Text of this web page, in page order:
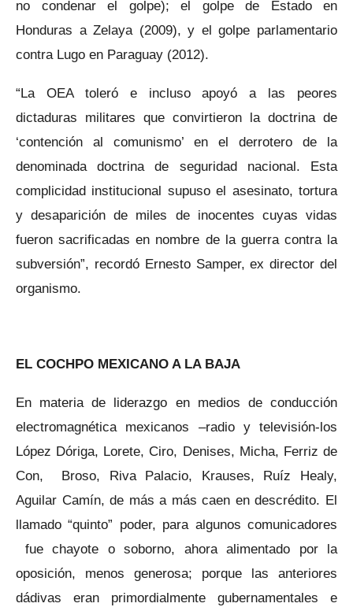
no condenar el golpe); el golpe de Estado en
Honduras a Zelaya (2009), y el golpe parlamentario
contra Lugo en Paraguay (2012).
“La OEA toleró e incluso apoyó a las peores
dictaduras militares que convirtieron la doctrina de
‘contención al comunismo’ en el derrotero de la
denominada doctrina de seguridad nacional. Esta
complicidad institucional supuso el asesinato, tortura
y desaparición de miles de inocentes cuyas vidas
fueron sacrificadas en nombre de la guerra contra la
subversión”, recordó Ernesto Samper, ex director del
organismo.
EL COCHPO MEXICANO A LA BAJA
En materia de liderazgo en medios de conducción
electromagnética mexicanos –radio y televisión-los
López Dóriga, Lorete, Ciro, Denises, Micha, Ferriz de
Con, Broso, Riva Palacio, Krauses, Ruíz Healy,
Aguilar Camín, de más a más caen en descrédito. El
llamado “quinto” poder, para algunos comunicadores
fue chayote o soborno, ahora alimentado por la
oposición, menos generosa; porque las anteriores
dádivas eran primordialmente gubernamentales e